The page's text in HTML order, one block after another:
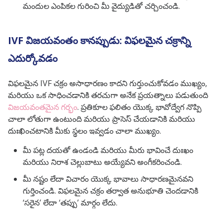
మందుల ఎంపికల గురించి మీ వైద్యుడితో చర్చించండి.
IVF విజయవంతం కానప్పుడు: విఫలమైన చక్రాన్ని
ఎదుర్కోవడం
విఫలమైన IVF చక్రం అసాధారణం కాదని గుర్తుంచుకోవడం ముఖ్యం,
మరియు ఒక సాధించడానికి తరచుగా అనేక ప్రయత్నాలు పడుతుంది
విజయవంతమైన గర్భం. ప్రతికూల ఫలితం యొక్క భావోద్వేగ నొప్పి
చాలా లోతుగా ఉంటుంది మరియు ప్రాసెస్ చేయడానికి మరియు
దుఃఖించటానికి మీకు స్థలం ఇవ్వడం చాలా ముఖ్యం.
మీ పట్ల దయతో ఉండండి మరియు మీరు భావించే దుఃఖం
మరియు నిరాశ చెల్లుబాటు అయ్యేవని అంగీకరించండి.
మీ నష్టం లేదా విచారం యొక్క భావాలు సాధారణమైనవని
గుర్తించండి. విఫలమైన చక్రం తర్వాత అనుభూతి చెందడానికి
‘సరైన’ లేదా ‘తప్పు’ మార్గం లేదు.